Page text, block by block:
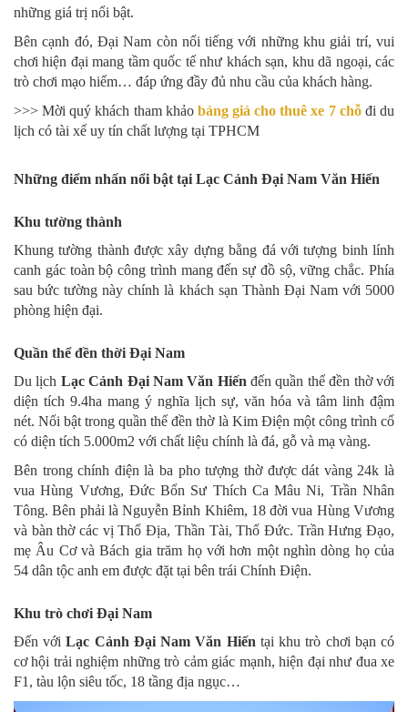
những giá trị nổi bật.
Bên cạnh đó, Đại Nam còn nổi tiếng với những khu giải trí, vui
chơi hiện đại mang tầm quốc tế như khách sạn, khu dã ngoại, các
trò chơi mạo hiểm… đáp ứng đầy đủ nhu cầu của khách hàng.
>>> Mời quý khách tham khảo bảng giá cho thuê xe 7 chỗ đi du
lịch có tài xế uy tín chất lượng tại TPHCM
Những điểm nhấn nổi bật tại Lạc Cảnh Đại Nam Văn Hiến
Khu tường thành
Khung tường thành được xây dựng bằng đá với tượng binh lính
canh gác toàn bộ công trình mang đến sự đồ sộ, vững chắc. Phía
sau bức tường này chính là khách sạn Thành Đại Nam với 5000
phòng hiện đại.
Quần thể đền thời Đại Nam
Du lịch Lạc Cảnh Đại Nam Văn Hiến đến quần thể đền thờ với
diện tích 9.4ha mang ý nghĩa lịch sự, văn hóa và tâm linh đậm
nét. Nổi bật trong quần thể đền thờ là Kim Điện một công trình cổ
có diện tích 5.000m2 với chất liệu chính là đá, gỗ và mạ vàng.
Bên trong chính điện là ba pho tượng thờ được dát vàng 24k là
vua Hùng Vương, Đức Bổn Sư Thích Ca Mâu Ni, Trần Nhân
Tông. Bên phải là Nguyễn Bỉnh Khiêm, 18 đời vua Hùng Vương
và bàn thờ các vị Thổ Địa, Thần Tài, Thổ Đức. Trần Hưng Đạo,
mẹ Âu Cơ và Bách gia trăm họ với hơn một nghìn dòng họ của
54 dân tộc anh em được đặt tại bên trái Chính Điện.
Khu trò chơi Đại Nam
Đến vớiLạc Cảnh Đại Nam Văn Hiến tại khu trò chơi bạn có
cơ hội trải nghiệm những trò cảm giác mạnh, hiện đại như đua xe
F1, tàu lộn siêu tốc, 18 tầng địa ngục…